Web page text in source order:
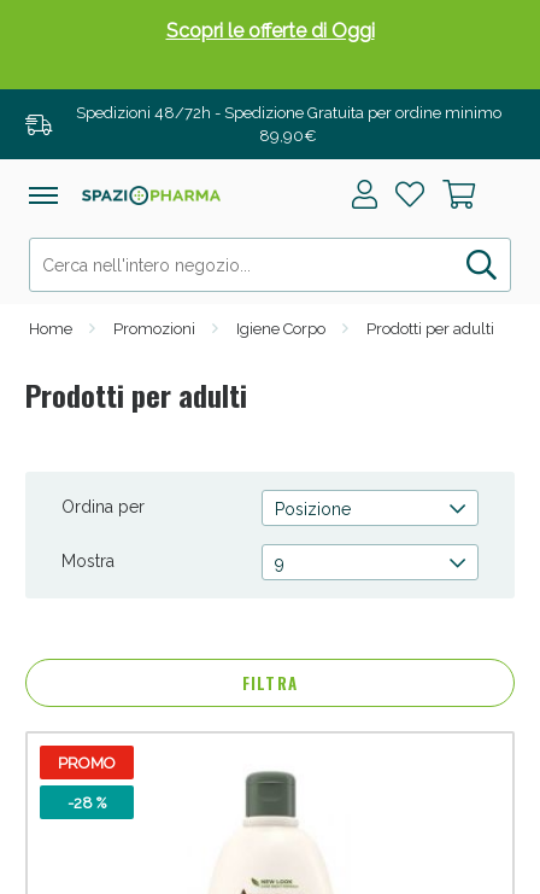
Spedizioni 48/72h - Spedizione Gratuita per ordine minimo
89,90€
Home Promozioni Igiene Corpo Prodotti per adulti
Prodotti per adulti
Ordina per Posizione
Mostra 9
FILTRA
PROMO
-28 %
Drenanti e Pancia Piatta: Sconti fino al 55% validi
Anticellulite e Fanghi: Sconto fino al 40% valido